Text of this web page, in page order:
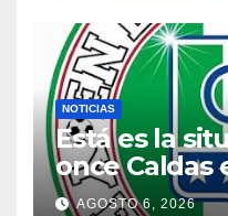
NOTICIAS
Está es la
once Caldas
AGOSTO 6, 2026